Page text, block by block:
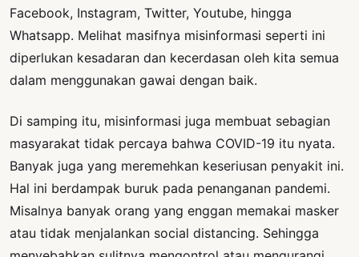
Facebook, Instagram, Twitter, Youtube, hingga
Whatsapp. Melihat masifnya misinformasi seperti ini
diperlukan kesadaran dan kecerdasan oleh kita semua
dalam menggunakan gawai dengan baik.
Di samping itu, misinformasi juga membuat sebagian
masyarakat tidak percaya bahwa COVID-19 itu nyata.
Banyak juga yang meremehkan keseriusan penyakit ini.
Hal ini berdampak buruk pada penanganan pandemi.
Misalnya banyak orang yang enggan memakai masker
atau tidak menjalankan social distancing. Sehingga